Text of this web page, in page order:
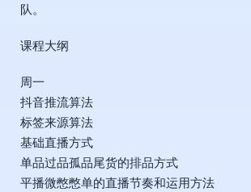
队。
课程大纲
周一
抖音推流算法
标签来源算法
基础直播方式
单品过品孤品尾货的排品方式
平播微憋憋单的直播节奏和运用方法